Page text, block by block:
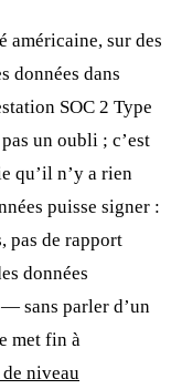
américaine, sur des
données dans
SOC 2 Type
un oubli ; c’est
qu’il n’y a rien
puisse signer :
pas de rapport
données
sans parler d’un
met fin à
niveau